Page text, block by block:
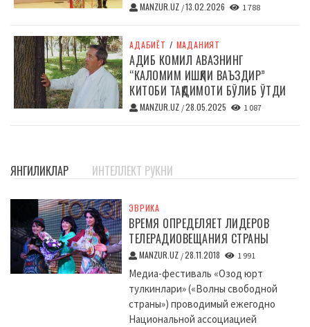
MANZUR.UZ /13.02.2026 1 788
АДАБИЁТ / МАДАНИЯТ
АДИБ КОМИЛ АВАЗНИНГ
“КАЛОМИМ ИШҚЛИ ВАЪЗДИР”
КИТОБИ ТАҚДИМОТИ БЎЛИБ ЎТДИ
MANZUR.UZ /28.05.2025 1 087
ЯНГИЛИКЛАР ИНТЕЛЛЕКТ РУКНИ
ЭВРИКА
ВРЕМЯ ОПРЕДЕЛЯЕТ ЛИДЕРОВ
ТЕЛЕРАДИОВЕЩАНИЯ СТРАНЫ
MANZUR.UZ /28.11.2018 1 991
Медиа-фестиваль «Озод юрт
тулкинлари» («Волны свободной
страны») проводимый ежегодно
Национальной ассоциацией